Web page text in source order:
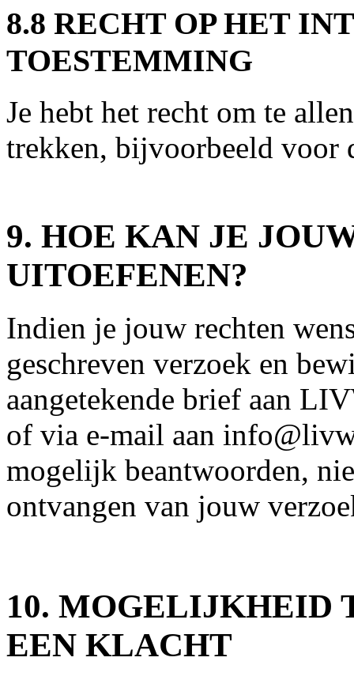
8.8 RECHT OP HET
TOESTEMMING
Je hebt het recht om te
trekken, bijvoorbeeld voor
9. HOE KAN JE
UITOEFENEN?
Indien je jouw rechten
geschreven verzoek en
aangetekende brief aan
of via e-mail aan
mogelijk beantwoorden,
ontvangen van jouw
10. MOGELIJKHEID
EEN KLACHT